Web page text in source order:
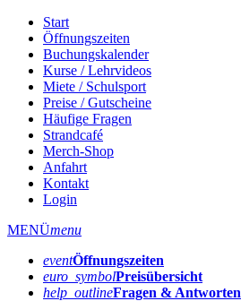
Start
Öffnungszeiten
Buchungskalender
Kurse / Lehrvideos
Miete / Schulsport
Preise / Gutscheine
Häufige Fragen
Strandcafé
Merch-Shop
Anfahrt
Kontakt
Login
MENÜmenu
eventÖffnungs­zeiten
euro_symbolPreis­übersicht
help_outlineFragen & Antworten